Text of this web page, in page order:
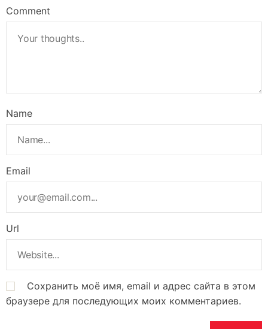
Comment
Name
Email
Url
Сохранить моё имя, email и адрес сайта в этом
браузере для последующих моих комментариев.